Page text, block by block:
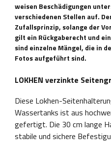
weisen Beschädigungen
verschiedenen Stellen auf.
Zufallsprinzip, solange der
gilt ein Rückgaberecht und
sind einzelne Mängel, die in
Fotos aufgeführt sind.
LOKHEN verzinkte
Diese Lokhen-
Wassertanks ist aus
gefertigt. Die 30 cm lange
stabile und sichere